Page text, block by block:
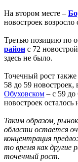
На втором месте –
новостроек возросло
Третью позицию по
район с 72
здесь не было.
Точечный рост
58 до 59 новостроек,
Обуховском – с 59 до
новостроек
Таким образом,
области остается
концентрация
то время как другие
точечный рост.